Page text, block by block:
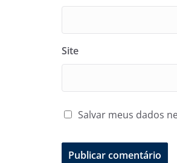
Site
Salvar meus dados